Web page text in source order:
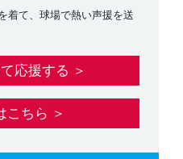
着て、球場で熱い声援を送
応援する ＞
こちら ＞